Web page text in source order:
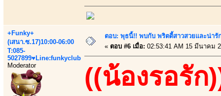
+Funky+
(เสนา.ซ.17)10:00-06:00
T:085-
5027899♥Line:funkyclub
Moderator
ตอบ: พุธนี้!! พบกับ พริตตี้สาวสวยและน่า
« ตอบ #6 เมื่อ: 02:53:41 AM 15 มีนาคม
((น้องรอรัก